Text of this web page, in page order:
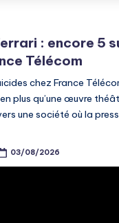
: encore 5
Télécom
chez France
plus qu’une œuvre
une société où la
03/08/2026